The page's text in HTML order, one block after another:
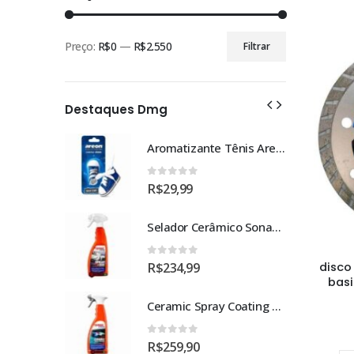
disco
Preço
mínimo
Preço
máximo
Filtrar
Preço: R$0 — R$2.550
Destaques Dmg
Aromatizante Tênis Areon Fresh Wave New Car / Carro Novo
0out of 5
R$29,99
Selador Cerâmico Sonax Xtreme Ceramic Spray + Seal (750ml)
0out of 5
R$234,99
Ceramic Spray Coating Sonax 750ml
0out of 5
R$259,90